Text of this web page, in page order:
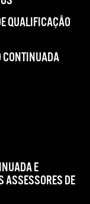
QUALIFICAÇÃO
CONTINUADA
E
ASSESSORES DE